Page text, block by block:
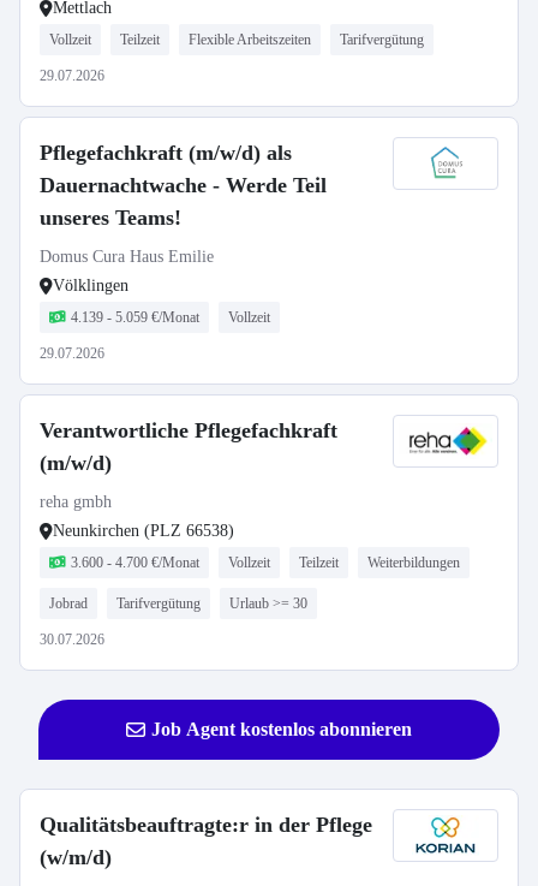
Mettlach
Vollzeit Teilzeit Flexible Arbeitszeiten Tarifvergütung
29.07.2026
Pflegefachkraft (m/w/d) als
Dauernachtwache - Werde Teil
unseres Teams!
Domus Cura Haus Emilie
Völklingen
4.139 - 5.059 €/Monat Vollzeit
29.07.2026
Verantwortliche Pflegefachkraft
(m/w/d)
reha gmbh
Neunkirchen (PLZ 66538)
3.600 - 4.700 €/Monat Vollzeit Teilzeit Weiterbildungen
Jobrad Tarifvergütung Urlaub >= 30
30.07.2026
Job Agent kostenlos abonnieren
Qualitätsbeauftragte:r in der Pflege
(w/m/d)